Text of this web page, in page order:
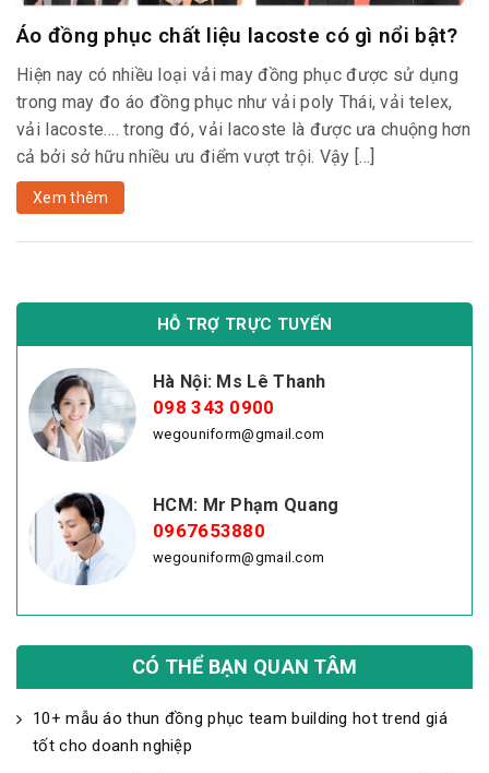
Áo đồng phục chất liệu lacoste có gì nổi bật?
Hiện nay có nhiều loại vải may đồng phục được sử dụng
trong may đo áo đồng phục như vải poly Thái, vải telex,
vải lacoste…. trong đó, vải lacoste là được ưa chuộng hơn
cả bởi sở hữu nhiều ưu điểm vượt trội. Vậy […]
Xem thêm
HỖ TRỢ TRỰC TUYẾN
Hà Nội: Ms Lê Thanh
098 343 0900
wegouniform@gmail.com
HCM: Mr Phạm Quang
0967653880
wegouniform@gmail.com
CÓ THỂ BẠN QUAN TÂM
10+ mẫu áo thun đồng phục team building hot trend giá
tốt cho doanh nghiệp